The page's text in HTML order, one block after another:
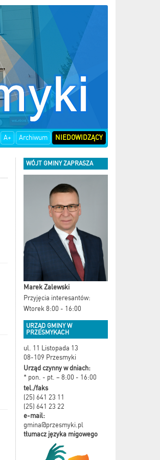
A+ Archiwum NIEDOWIDZĄCY
WÓJT GMINY ZAPRASZA
Marek Zalewski
Przyjęcia interesantów:
Wtorek 8:00 - 16:00
URZĄD GMINY W
PRZESMYKACH
ul. 11 Listopada 13
08-109 Przesmyki
Urząd czynny w dniach:
* pon. - pt. – 8:00 - 16:00
tel./faks
(25) 641 23 11
(25) 641 23 22
e-mail:
gmina@przesmyki.pl
tłumacz języka migowego